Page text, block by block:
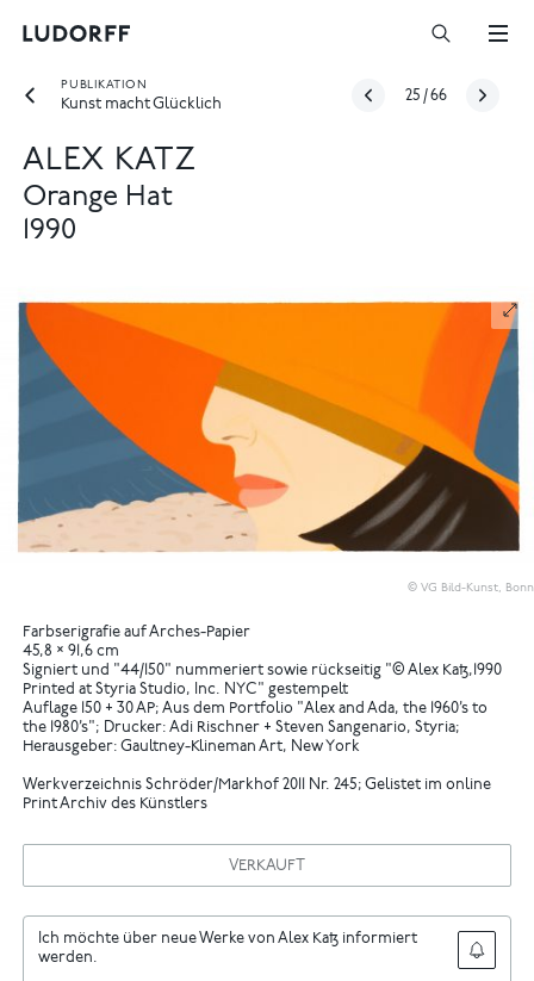
PUBLIKATION
Kunst macht Glücklich
25 /66
ALEX KATZ
Orange Hat
1990
© VG Bild-Kunst, Bonn
Farbserigrafie auf Arches-Papier
45,8 × 91,6 cm
Signiert und "44/150" nummeriert sowie rückseitig "© Alex Katz,1990
Printed at Styria Studio, Inc. NYC" gestempelt
Auflage 150 + 30 AP; Aus dem Portfolio "Alex and Ada, the 1960’s to
the 1980’s"; Drucker: Adi Rischner + Steven Sangenario, Styria;
Herausgeber: Gaultney-Klineman Art, New York
Werkverzeichnis Schröder/Markhof 2011 Nr. 245; Gelistet im online
Print Archiv des Künstlers
VERKAUFT
Ich möchte über neue Werke von Alex Katz informiert
werden.